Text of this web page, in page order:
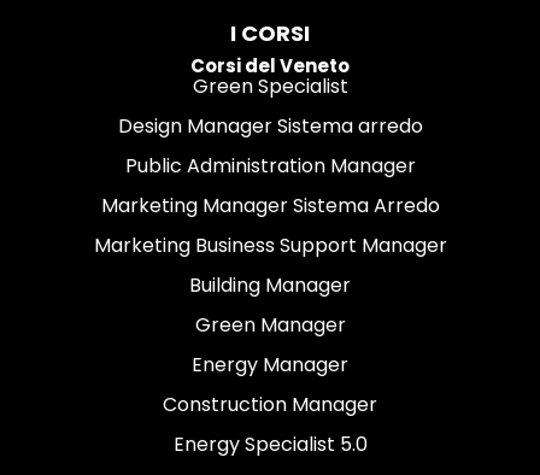
I CORSI
Corsi del Veneto
Green Specialist
Design Manager Sistema arredo
Public Administration Manager
Marketing Manager Sistema Arredo
Marketing Business Support Manager
Building Manager
Green Manager
Energy Manager
Construction Manager
Energy Specialist 5.0